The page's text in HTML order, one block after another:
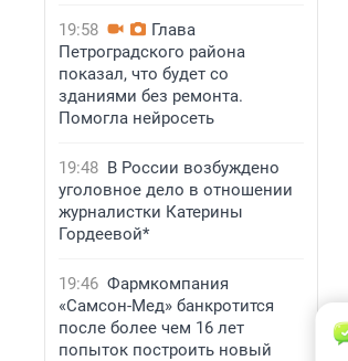
19:58
Глава
Петроградского района
показал, что будет со
зданиями без ремонта.
Помогла нейросеть
19:48 В России возбуждено
уголовное дело в отношении
журналистки Катерины
Гордеевой*
19:46 Фармкомпания
«Самсон-Мед» банкротится
после более чем 16 лет
попыток построить новый